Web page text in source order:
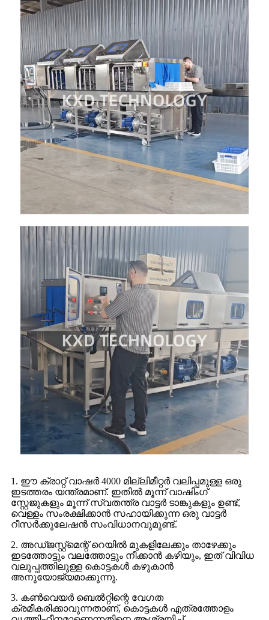
1. ഈ ക്രാറ്റ് വാഷർ 4000 മില്ലിമീറ്റർ വലിപ്പമുള്ള ഒരു
ഇടത്തരം യന്ത്രമാണ്. ഇതിൽ മൂന്ന് വാഷിംഗ്
സ്റ്റേജുകളും മൂന്ന് സ്വതന്ത്ര വാട്ടർ ടാങ്കുകളും ഉണ്ട്,
വെള്ളം സംരക്ഷിക്കാൻ സഹായിക്കുന്ന ഒരു വാട്ടർ
റീസർക്കുലേഷൻ സംവിധാനവുമുണ്ട്.
2. അഡ്ജസ്റ്റ്മെന്റ് റെയിൽ മുകളിലേക്കും താഴേക്കും
ഇടത്തോട്ടും വലത്തോട്ടും നീക്കാൻ കഴിയും, ഇത് വിവിധ
വലുപ്പത്തിലുള്ള കൊട്ടകൾ കഴുകാൻ
അനുയോജ്യമാക്കുന്നു.
3. കൺവെയർ ബെൽറ്റിന്റെ വേഗത
ക്രമീകരിക്കാവുന്നതാണ്, കൊട്ടകൾ എത്രത്തോളം